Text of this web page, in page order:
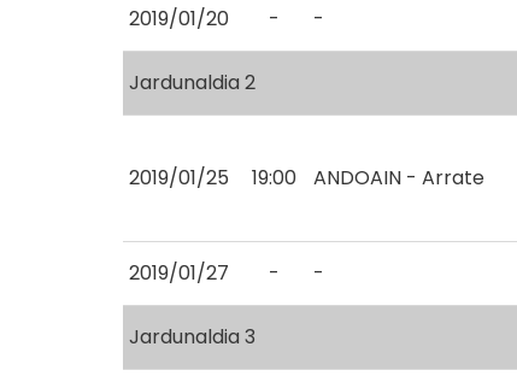
2019/01/20 - -
Jardunaldia 2
2019/01/25 19:00 ANDOAIN - Arrate
2019/01/27 - -
Jardunaldia 3